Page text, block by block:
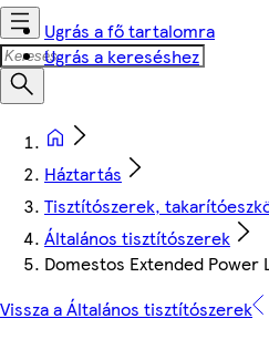
Ugrás a fő tartalomra
Ugrás a kereséshez
Háztartás
Tisztítószerek,
Általános tisztítószerek
Domestos Extended
Vissza a Általános tisztítószerek